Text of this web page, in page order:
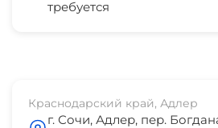
требуется
Краснодарский край, Адлер
г. Сочи, Адлер, пер.